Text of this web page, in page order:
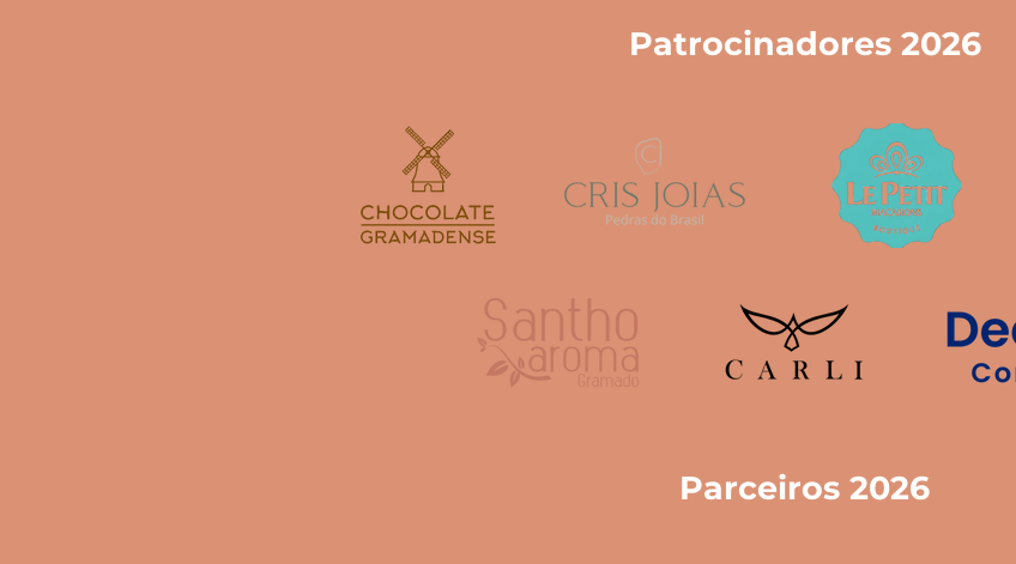
Patrocinadores 2026
Parceiros 2026